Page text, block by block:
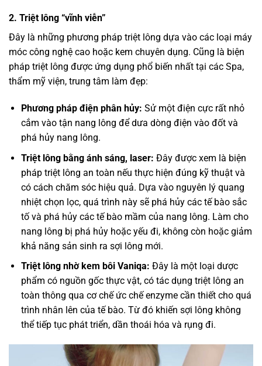
2. Triệt lông “vĩnh viễn”
Đây là những phương pháp triệt lông dựa vào các loại máy
móc công nghệ cao hoặc kem chuyên dụng. Cũng là biện
pháp triệt lông được ứng dụng phổ biến nhất tại các Spa,
thẩm mỹ viện, trung tâm làm đẹp:
Phương pháp điện phân hủy: Sử một điện cực rất nhỏ
cắm vào tận nang lông để dưa dòng điện vào đốt và
phá hủy nang lông.
Triệt lông bằng ánh sáng, laser: Đây được xem là biện
pháp triệt lông an toàn nếu thực hiện đúng kỹ thuật và
có cách chăm sóc hiệu quả. Dựa vào nguyên lý quang
nhiệt chọn lọc, quá trình này sẽ phá hủy các tế bào sắc
tố và phá hủy các tế bào mầm của nang lông. Làm cho
nang lông bị phá hủy hoặc yếu đi, không còn hoặc giảm
khả năng sản sinh ra sợi lông mới.
Triệt lông nhờ kem bôi Vaniqa: Đây là một loại dược
phẩm có nguồn gốc thực vật, có tác dụng triệt lông an
toàn thông qua cơ chế ức chế enzyme cần thiết cho quá
trình nhân lên của tế bào. Từ đó khiến sợi lông không
thể tiếp tục phát triển, dần thoái hóa và rụng đi.